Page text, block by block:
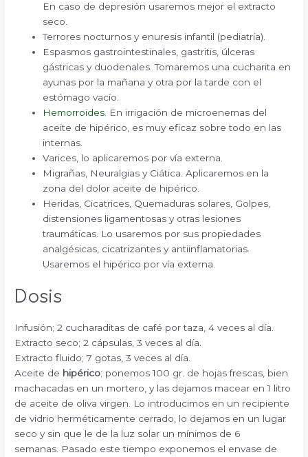
En caso de depresión usaremos mejor el extracto
seco.
Terrores nocturnos y enuresis infantil (pediatría).
Espasmos gastrointestinales, gastritis, úlceras
gástricas y duodenales. Tomaremos una cucharita en
ayunas por la mañana y otra por la tarde con el
estómago vacío.
Hemorroides. En irrigación de microenemas del
aceite de hipérico, es muy eficaz sobre todo en las
internas.
Varices, lo aplicaremos por vía externa.
Migrañas, Neuralgias y Ciática. Aplicaremos en la
zona del dolor aceite de hipérico.
Heridas, Cicatrices, Quemaduras solares, Golpes,
distensiones ligamentosas y otras lesiones
traumáticas. Lo usaremos por sus propiedades
analgésicas, cicatrizantes y antiinflamatorias.
Usaremos el hipérico por vía externa.
Dosis
Infusión; 2 cucharaditas de café por taza, 4 veces al día.
Extracto seco; 2 cápsulas, 3 veces al día.
Extracto fluido; 7 gotas, 3 veces al día.
Aceite de hipérico; ponemos 100 gr. de hojas frescas, bien
machacadas en un mortero, y las dejamos macear en 1 litro
de aceite de oliva virgen. Lo introducimos en un recipiente
de vidrio herméticamente cerrado, lo dejamos en un lugar
seco y sin que le de la luz solar un mínimos de 6
semanas. Pasado este tiempo exponemos el envase de